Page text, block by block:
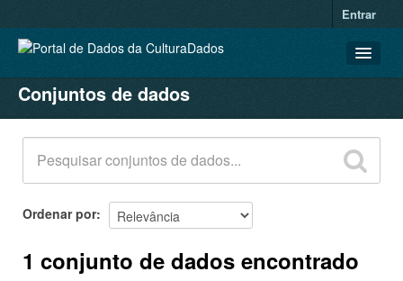
Entrar
CONJUNTOS DE DADOS
ORGANIZAÇÕES
GRUPOS
SOBRE
Conjuntos de dados
Ordenar por
1 conjunto de dados encontrado